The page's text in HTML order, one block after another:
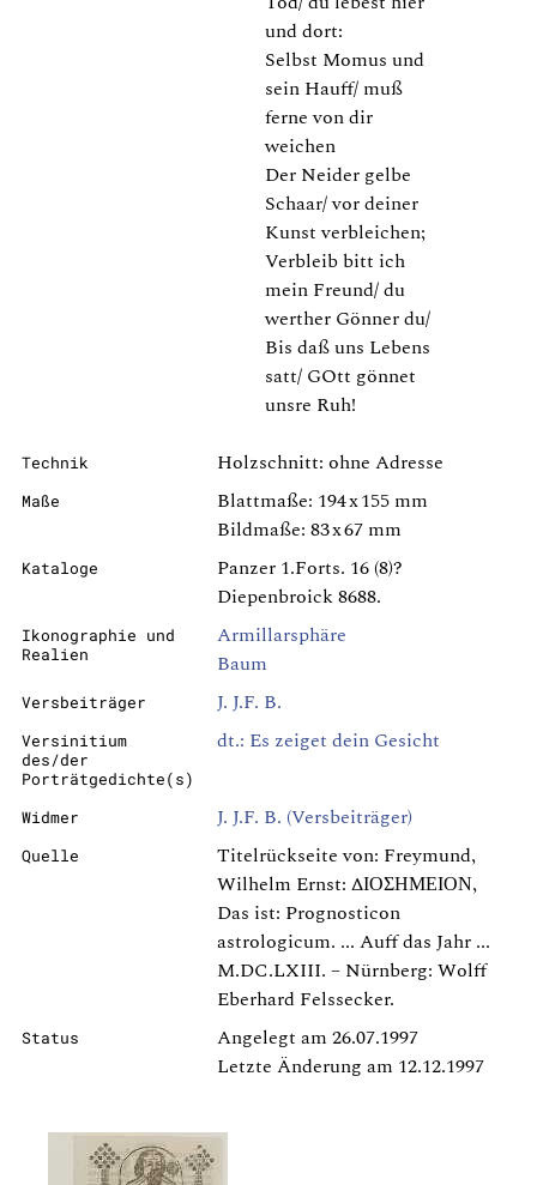
und dort:
Selbst Momus und
sein Hauff/ muß
ferne von dir
weichen
Der Neider gelbe
Schaar/ vor deiner
Kunst verbleichen;
Verbleib bitt ich
mein Freund/ du
werther Gönner du/
Bis daß uns Lebens
satt/ GOtt gönnet
unsre Ruh!
Technik Holzschnitt: ohne Adresse
Maße
Blattmaße: 194 x 155 mm
Bildmaße: 83 x 67 mm
Kataloge
Panzer 1.Forts. 16 (8)?
Diepenbroick 8688.
Ikonographie und
Realien
Armillarsphäre
Baum
Versbeiträger J. J.F. B.
Versinitium
des/der
Porträtgedichte(s)
dt.: Es zeiget dein Gesicht
Widmer J. J.F. B. (Versbeiträger)
Quelle
Titelrückseite von: Freymund,
Wilhelm Ernst: ΔΙΟΣΗΜΕΙΟΝ,
Das ist: Prognosticon
astrologicum. ... Auff das Jahr ...
M.DC.LXIII. – Nürnberg: Wolff
Eberhard Felssecker.
Status
Angelegt am 26.07.1997
Letzte Änderung am 12.12.1997